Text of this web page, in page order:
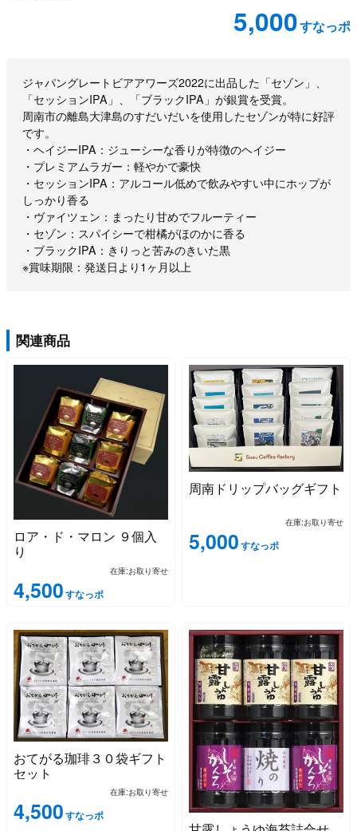
5,000すなっポ
ジャパングレートビアアワーズ2022に出品した「セゾン」、
「セッションIPA」、「ブラックIPA」が銀賞を受賞。
周南市の離島大津島のすだいだいを使用したセゾンが特に好評
です。
・ヘイジーIPA：ジューシーな香りが特徴のヘイジー
・プレミアムラガー：軽やかで豪快
・セッションIPA：アルコール低めで飲みやすい中にホップが
しっかり香る
・ヴァイツェン：まったり甘めでフルーティー
・セゾン：スパイシーで柑橘がほのかに香る
・ブラックIPA：きりっと苦みのきいた黒
※賞味期限：発送日より1ヶ月以上
関連商品
ロア・ド・マロン ９個入
り
在庫:お取り寄せ
4,500すなっポ
周南ドリップバッグギフト
在庫:お取り寄せ
5,000すなっポ
おてがる珈琲３０袋ギフト
セット
在庫:お取り寄せ
4,500すなっポ